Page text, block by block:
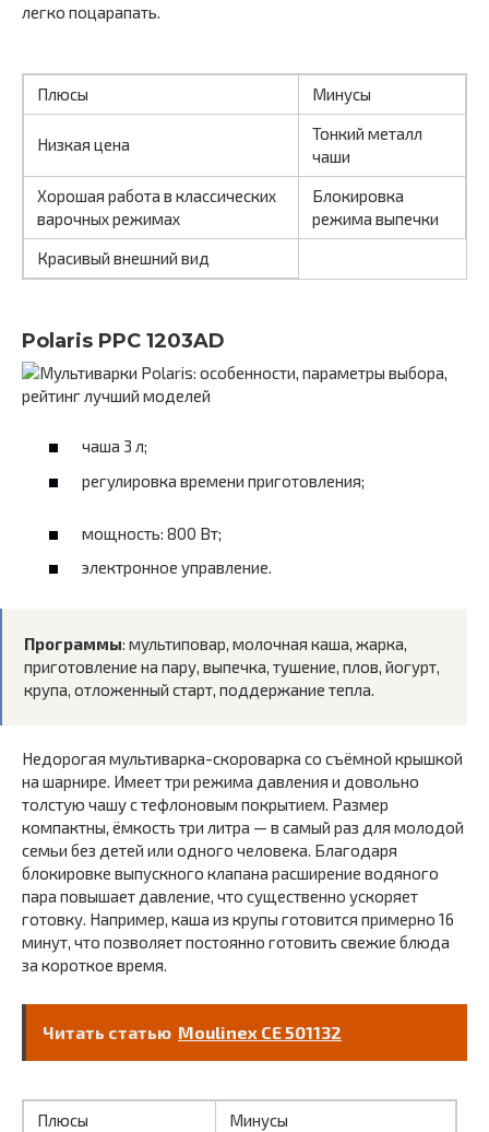
легко поцарапать.
Плюсы Минусы
Низкая цена
Тонкий металл
чаши
Хорошая работа в классических
варочных режимах
Блокировка
режима выпечки
Красивый внешний вид
Polaris PPC 1203AD
чаша 3 л;
регулировка времени приготовления;
мощность: 800 Вт;
электронное управление.
Программы: мультиповар, молочная каша, жарка,
приготовление на пару, выпечка, тушение, плов, йогурт,
крупа, отложенный старт, поддержание тепла.
Недорогая мультиварка-скороварка со съёмной крышкой
на шарнире. Имеет три режима давления и довольно
толстую чашу с тефлоновым покрытием. Размер
компактны, ёмкость три литра — в самый раз для молодой
семьи без детей или одного человека. Благодаря
блокировке выпускного клапана расширение водяного
пара повышает давление, что существенно ускоряет
готовку. Например, каша из крупы готовится примерно 16
минут, что позволяет постоянно готовить свежие блюда
за короткое время.
Читать статью Moulinex CE 501132
Плюсы
Минусы